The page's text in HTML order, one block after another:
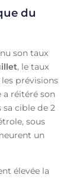
du
son taux
, le taux
les prévisions
a réitéré son
sa cible de 2
sous
un
élevée la